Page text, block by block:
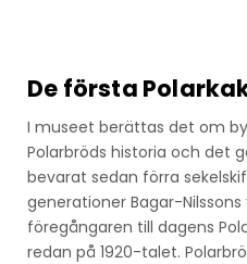
De första
I museet berättas det om
Polarbröds historia och det
bevarat sedan förra
generationer Bagar-
föregångaren till dagens
redan på 1920-talet.